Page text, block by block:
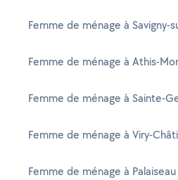
Femme de ménage à Savigny-
Femme de ménage à Athis-
Femme de ménage à Sainte-
Femme de ménage à Viry-
Femme de ménage à Palaiseau